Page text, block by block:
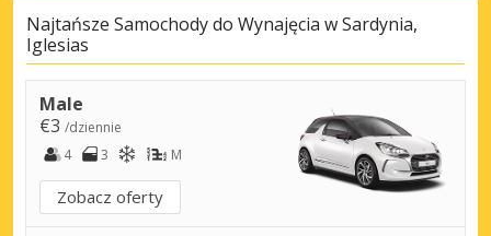
Najtańsze Samochody do Wynajęcia w Sardynia,
Iglesias
Male
€3 /dziennie
4
3 M
Zobacz oferty